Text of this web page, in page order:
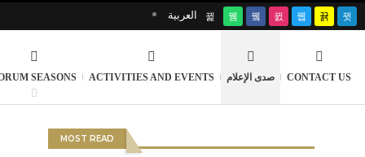
العربية
SEASONS ACTIVITIES AND EVENTS صدى الإعلام CONTACT US
MOST READ